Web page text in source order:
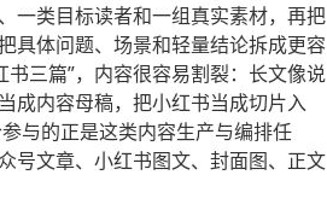
一类目标读者和一组真实素材，再把
具体问题、场景和轻量结论拆成更容
三篇”，内容很容易割裂：长文像说
成内容母稿，把小红书当成切片入
与的正是这类内容生产与编排任
号文章、小红书图文、封面图、正文